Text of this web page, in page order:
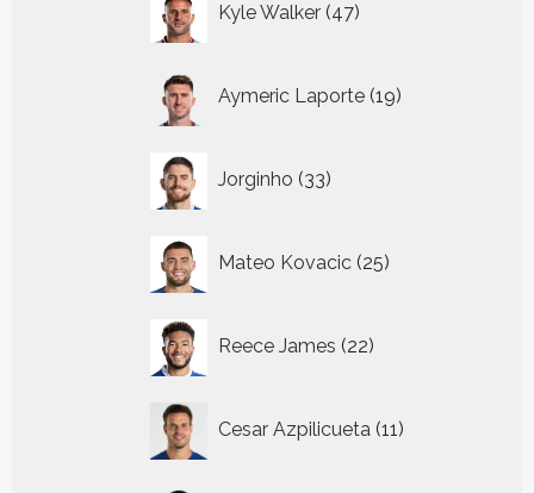
Kyle Walker 47
producten
Aymeric Laporte 19
producten
Jorginho 33
producten
Mateo Kovacic 25
producten
Reece James 22
producten
Cesar Azpilicueta 11
producten